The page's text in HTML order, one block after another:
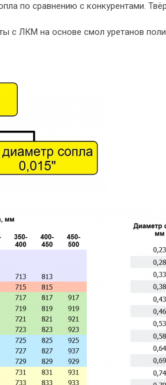
по сравнению с конкурентами.
с ЛКМ на основе смол уретанов